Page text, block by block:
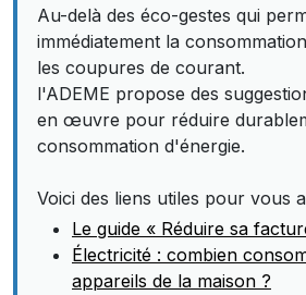
Au-delà des éco-gestes qui
immédiatement la
les coupures de courant.
l'ADEME propose des
en œuvre pour réduire
consommation d'énergie.
Voici des liens utiles pour vous
Le guide « Réduire sa
Électricité : combien
appareils de la maison ?